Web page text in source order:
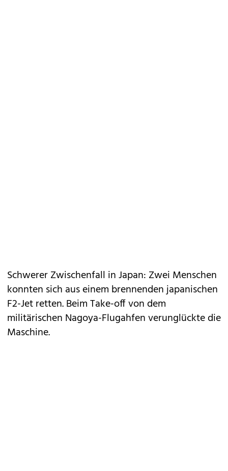
Schwerer Zwischenfall in Japan: Zwei Menschen
konnten sich aus einem brennenden japanischen
F2-Jet retten. Beim Take-off von dem
militärischen Nagoya-Flugahfen verunglückte die
Maschine.